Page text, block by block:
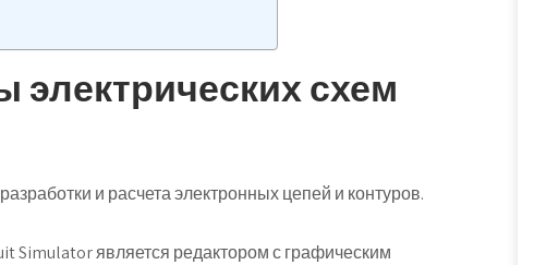
электрических схем
и расчета электронных цепей и контуров.
Simulator является редактором с графическим